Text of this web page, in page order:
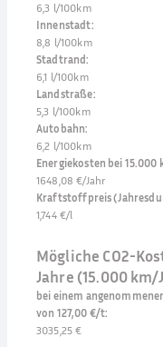
6,3 l/100km
Innenstadt:
8,8 l/100km
Stadtrand:
6,1 l/100km
Landstraße:
5,3 l/100km
Autobahn:
6,2 l/100km
Energiekosten bei
1648,08 €/Jahr
Kraftstoffpreis
1,744 €/l
Mögliche CO2-
Jahre (15.000 km/
bei einem
von 127,00 €/t:
3035,25 €